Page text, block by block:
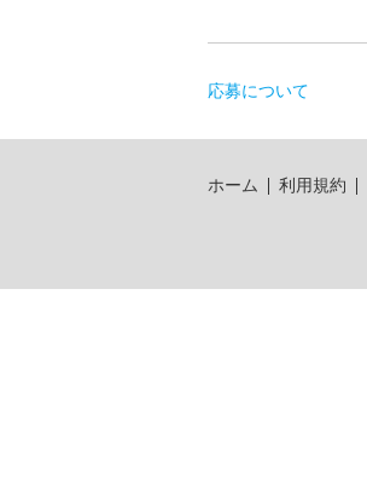
応募について
ホーム 利用規約